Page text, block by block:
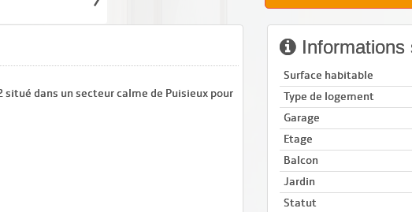
dans un secteur calme de Puisieux pour
Informations
Surface habitable
Type de logement
Garage
Etage
Balcon
Jardin
Statut